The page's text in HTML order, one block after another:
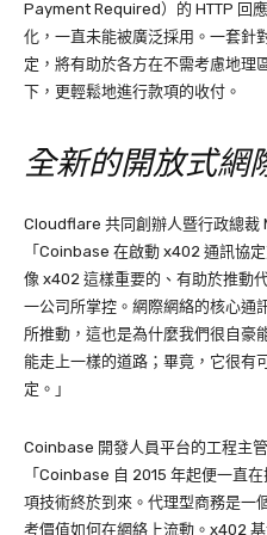
Payment Required）的 HTTP 回
化，一直未能被廣泛採用。一套針
定，將有助於各方在不需考慮地理
下，更輕鬆地進行款項的收付。
全新的開放式網
Cloudflare 共同創辦人暨行政總裁
「Coinbase 在啟動 x402 通訊協
像 x402 這樣重要的、有助於推動
一公司所掌控。網際網絡的核心通
所推動，這也是為什麼我們很自
能走上一樣的道路；畢竟，它很有
定。」
Coinbase 開發人員平台的工程主
「Coinbase 自 2015 年起便一直
項技術終於到來。代理型商務是一
考價值如何在網絡上流動。x402